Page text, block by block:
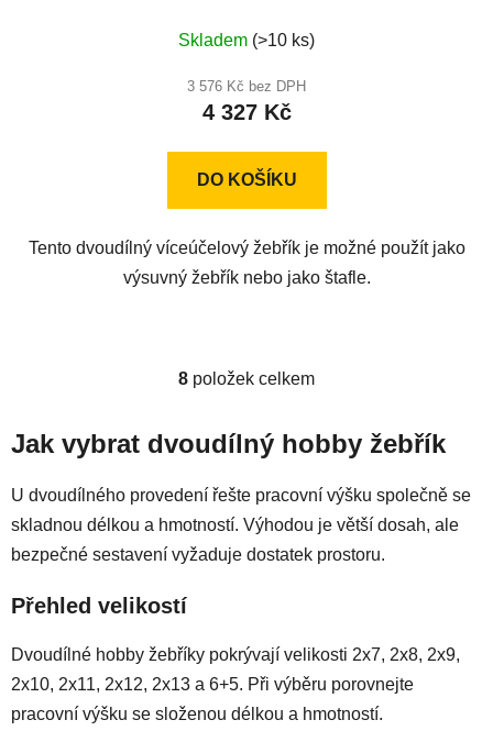
hodnocení
produktu
je
z
Skladem (>10 ks)
3 576 Kč bez DPH
4 327 Kč
DO KOŠÍKU
Tento dvoudílný víceúčelový žebřík je možné použít jako
výsuvný žebřík nebo jako štafle.
O
l
d
a
c
í
k
y
v
ý
8 položek celkem
Jak vybrat dvoudílný hobby žebřík
U dvoudílného provedení řešte pracovní výšku společně se
skladnou délkou a hmotností. Výhodou je větší dosah, ale
bezpečné sestavení vyžaduje dostatek prostoru.
Přehled velikostí
Dvoudílné hobby žebříky pokrývají velikosti 2x7, 2x8, 2x9,
2x10, 2x11, 2x12, 2x13 a 6+5. Při výběru porovnejte
pracovní výšku se složenou délkou a hmotností.